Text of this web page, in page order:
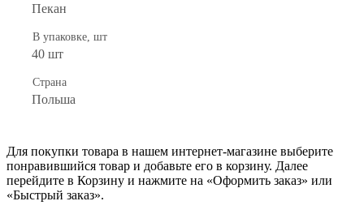
Пекан
В упаковке, шт
40 шт
Страна
Польша
Для покупки товара в нашем интернет-магазине выберите
понравившийся товар и добавьте его в корзину. Далее
перейдите в Корзину и нажмите на «Оформить заказ» или
«Быстрый заказ».